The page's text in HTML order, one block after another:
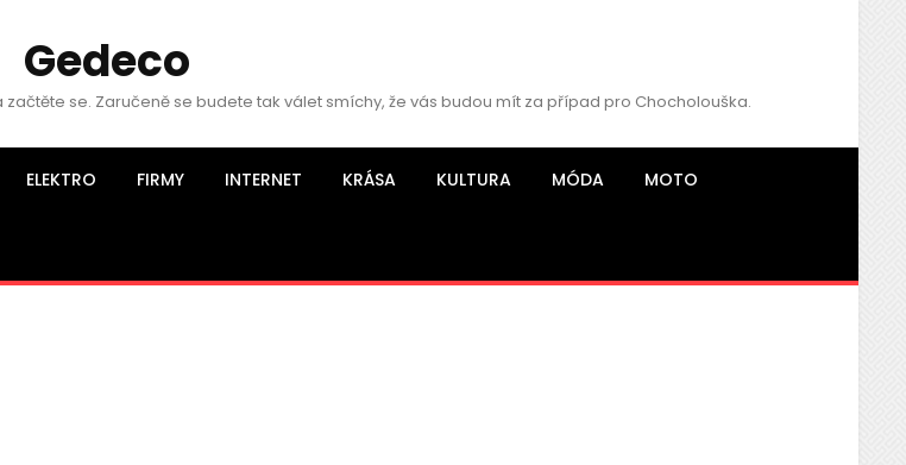
Gedeco
se. Zaručeně se budete tak válet smíchy, že vás budou mít za případ pro Chocholouška.
ELEKTRO FIRMY INTERNET KRÁSA KULTURA MÓDA MOTO